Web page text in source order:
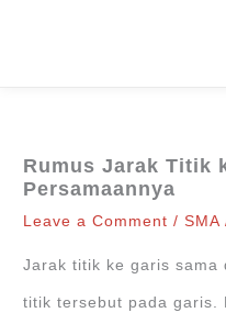
Rumus Jarak Titik
Persamaannya
Leave a Comment /SMA
Jarak titik ke garis sama
titik tersebut pada garis.